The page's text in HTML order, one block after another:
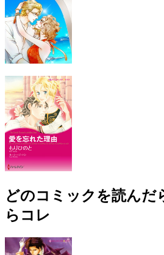
どのコミックを読んだ
らコレ